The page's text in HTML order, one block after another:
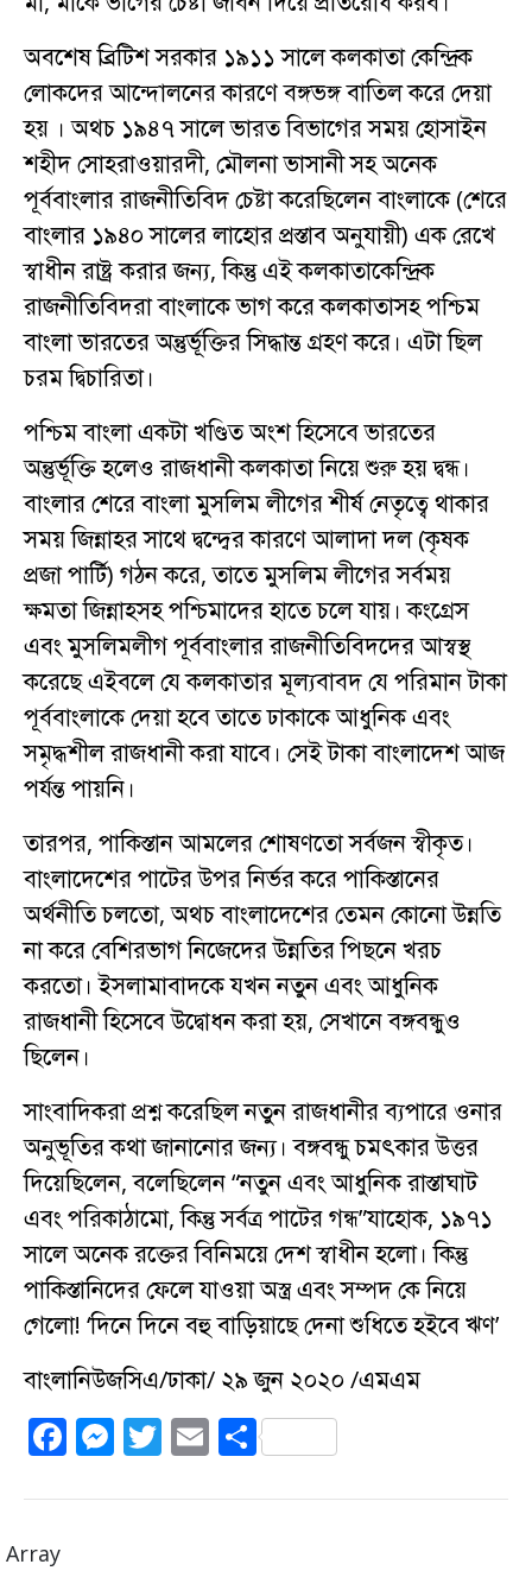
অবশেষ ব্রিটিশ সরকার ১৯১১ সালে কলকাতা কেন্দ্রিক
লোকদের আন্দোলনের কারণে বঙ্গভঙ্গ বাতিল করে দেয়া
হয় । অথচ ১৯৪৭ সালে ভারত বিভাগের সময় হোসাইন
শহীদ সোহরাওয়ারদী, মৌলনা ভাসানী সহ অনেক
পূর্ববাংলার রাজনীতিবিদ চেষ্টা করেছিলেন বাংলাকে (শেরে
বাংলার ১৯৪০ সালের লাহোর প্রস্তাব অনুযায়ী) এক রেখে
স্বাধীন রাষ্ট্র করার জন্য, কিন্তু এই কলকাতাকেন্দ্রিক
রাজনীতিবিদরা বাংলাকে ভাগ করে কলকাতাসহ পশ্চিম
বাংলা ভারতের অন্তুর্ভূক্তির সিদ্ধান্ত গ্রহণ করে। এটা ছিল
চরম দ্বিচারিতা।
পশ্চিম বাংলা একটা খণ্ডিত অংশ হিসেবে ভারতের
অন্তুর্ভূক্তি হলেও রাজধানী কলকাতা নিয়ে শুরু হয় দ্বন্ধ।
বাংলার শেরে বাংলা মুসলিম লীগের শীর্ষ নেতৃত্বে থাকার
সময় জিন্নাহর সাথে দ্বন্দ্বের কারণে আলাদা দল (কৃষক
প্রজা পার্টি) গঠন করে, তাতে মুসলিম লীগের সর্বময়
ক্ষমতা জিন্নাহসহ পশ্চিমাদের হাতে চলে যায়। কংগ্রেস
এবং মুসলিমলীগ পূর্ববাংলার রাজনীতিবিদদের আস্বস্থ
করেছে এইবলে যে কলকাতার মূল্যবাবদ যে পরিমান টাকা
পূর্ববাংলাকে দেয়া হবে তাতে ঢাকাকে আধুনিক এবং
সমৃদ্ধশীল রাজধানী করা যাবে। সেই টাকা বাংলাদেশ আজ
পর্যন্ত পায়নি।
তারপর, পাকিস্তান আমলের শোষণতো সর্বজন স্বীকৃত।
বাংলাদেশের পাটের উপর নির্ভর করে পাকিস্তানের
অর্থনীতি চলতো, অথচ বাংলাদেশের তেমন কোনো উন্নতি
না করে বেশিরভাগ নিজেদের উন্নতির পিছনে খরচ
করতো। ইসলামাবাদকে যখন নতুন এবং আধুনিক
রাজধানী হিসেবে উদ্বোধন করা হয়, সেখানে বঙ্গবন্ধুও
ছিলেন।
সাংবাদিকরা প্রশ্ন করেছিল নতুন রাজধানীর ব্যপারে ওনার
অনুভূতির কথা জানানোর জন্য। বঙ্গবন্ধু চমৎকার উত্তর
দিয়েছিলেন, বলেছিলেন “নতুন এবং আধুনিক রাস্তাঘাট
এবং পরিকাঠামো, কিন্তু সর্বত্র পাটের গন্ধ”যাহোক, ১৯৭১
সালে অনেক রক্তের বিনিময়ে দেশ স্বাধীন হলো। কিন্তু
পাকিস্তানিদের ফেলে যাওয়া অস্ত্র এবং সম্পদ কে নিয়ে
গেলো! ‘দিনে দিনে বহু বাড়িয়াছে দেনা শুধিতে হইবে ঋণ’
বাংলানিউজসিএ/ঢাকা/ ২৯ জুন ২০২০ /এমএম
F
c
M
ss
T
it
E
ai
S
a
Array